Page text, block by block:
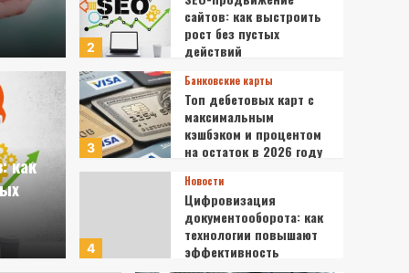
сайтов: как
без пустых действий
как
2
сайтов: как выстроить
рост без пустых
действий
3
Банковские карты
Топ дебетовых карт с
максимальным
кэшбэком и процентом
на остаток в 2026 году
4
Новости
Цифровизация
документооборота: как
технологии повышают
эффективность